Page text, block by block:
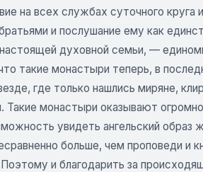
на всех службах суточного круга
и послушание ему как
духовной семьи, —
такие монастыри теперь, в
где только нашлись миряне,
Такие монастыри оказывают
увидеть ангельский образ
больше, чем проповеди и
и благодарить за